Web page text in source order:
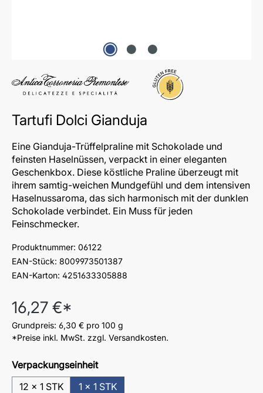
Glutenfrei
Tartufi Dolci Gianduja
Eine Gianduja-Trüffelpraline mit Schokolade und
feinsten Haselnüssen, verpackt in einer eleganten
Geschenkbox. Diese köstliche Praline überzeugt mit
ihrem samtig-weichen Mundgefühl und dem intensiven
Haselnussaroma, das sich harmonisch mit der dunklen
Schokolade verbindet. Ein Muss für jeden
Feinschmecker.
Produktnummer: 06122
EAN-Stück: 8009973501387
EAN-Karton: 4251633305888
Regulärer Preis:
16,27 €*
Grundpreis: 6,30 € pro 100 g
*Preise inkl. MwSt. zzgl. Versandkosten.
Verpackungseinheit
12 x 1 STK
1 x 1 STK